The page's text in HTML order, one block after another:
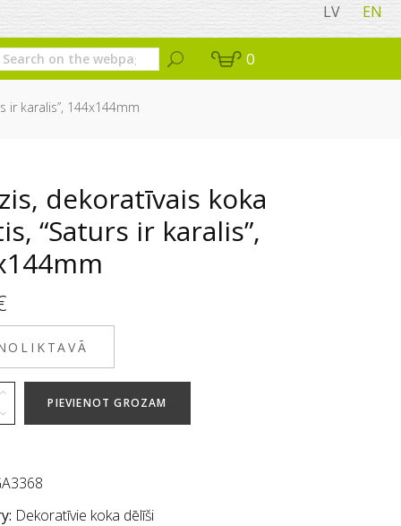
LV EN
0
ir karalis”, 144x144mm
dekoratīvais koka
“Saturs ir karalis”,
PIEVIENOT GROZAM
Dekoratīvie koka dēlīši